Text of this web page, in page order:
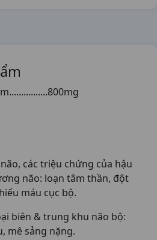
các triệu chứng của hậu
não: loạn tâm thần, đột
máu cục bộ.
biên & trung khu não bộ:
mê sảng nặng.